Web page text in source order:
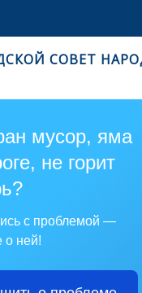
СОВЕТ
мусор, яма
не горит
с проблемой —
о ней!